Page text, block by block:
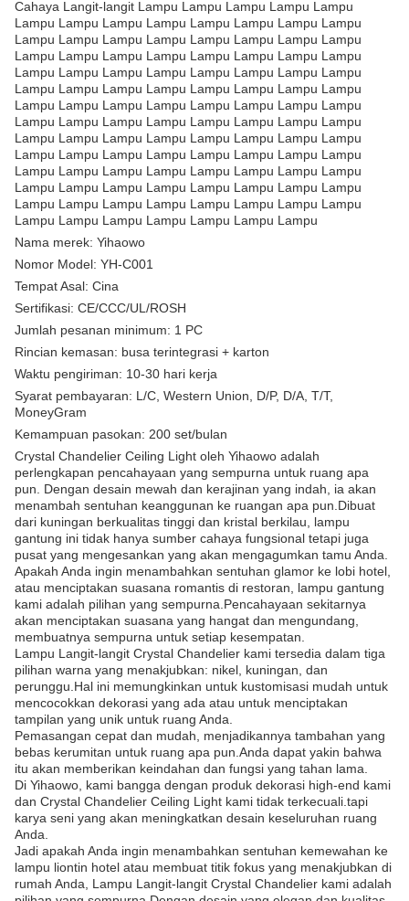
Cahaya Langit-langit Lampu Lampu Lampu Lampu Lampu
Lampu Lampu Lampu Lampu Lampu Lampu Lampu Lampu
Lampu Lampu Lampu Lampu Lampu Lampu Lampu Lampu
Lampu Lampu Lampu Lampu Lampu Lampu Lampu Lampu
Lampu Lampu Lampu Lampu Lampu Lampu Lampu Lampu
Lampu Lampu Lampu Lampu Lampu Lampu Lampu Lampu
Lampu Lampu Lampu Lampu Lampu Lampu Lampu Lampu
Lampu Lampu Lampu Lampu Lampu Lampu Lampu Lampu
Lampu Lampu Lampu Lampu Lampu Lampu Lampu Lampu
Lampu Lampu Lampu Lampu Lampu Lampu Lampu Lampu
Lampu Lampu Lampu Lampu Lampu Lampu Lampu Lampu
Lampu Lampu Lampu Lampu Lampu Lampu Lampu Lampu
Lampu Lampu Lampu Lampu Lampu Lampu Lampu Lampu
Lampu Lampu Lampu Lampu Lampu Lampu Lampu
Nama merek: Yihaowo
Nomor Model: YH-C001
Tempat Asal: Cina
Sertifikasi: CE/CCC/UL/ROSH
Jumlah pesanan minimum: 1 PC
Rincian kemasan: busa terintegrasi + karton
Waktu pengiriman: 10-30 hari kerja
Syarat pembayaran: L/C, Western Union, D/P, D/A, T/T,
MoneyGram
Kemampuan pasokan: 200 set/bulan
Crystal Chandelier Ceiling Light oleh Yihaowo adalah
perlengkapan pencahayaan yang sempurna untuk ruang apa
pun. Dengan desain mewah dan kerajinan yang indah, ia akan
menambah sentuhan keanggunan ke ruangan apa pun.Dibuat
dari kuningan berkualitas tinggi dan kristal berkilau, lampu
gantung ini tidak hanya sumber cahaya fungsional tetapi juga
pusat yang mengesankan yang akan mengagumkan tamu Anda.
Apakah Anda ingin menambahkan sentuhan glamor ke lobi hotel,
atau menciptakan suasana romantis di restoran, lampu gantung
kami adalah pilihan yang sempurna.Pencahayaan sekitarnya
akan menciptakan suasana yang hangat dan mengundang,
membuatnya sempurna untuk setiap kesempatan.
Lampu Langit-langit Crystal Chandelier kami tersedia dalam tiga
pilihan warna yang menakjubkan: nikel, kuningan, dan
perunggu.Hal ini memungkinkan untuk kustomisasi mudah untuk
mencocokkan dekorasi yang ada atau untuk menciptakan
tampilan yang unik untuk ruang Anda.
Pemasangan cepat dan mudah, menjadikannya tambahan yang
bebas kerumitan untuk ruang apa pun.Anda dapat yakin bahwa
itu akan memberikan keindahan dan fungsi yang tahan lama.
Di Yihaowo, kami bangga dengan produk dekorasi high-end kami
dan Crystal Chandelier Ceiling Light kami tidak terkecuali.tapi
karya seni yang akan meningkatkan desain keseluruhan ruang
Anda.
Jadi apakah Anda ingin menambahkan sentuhan kemewahan ke
lampu liontin hotel atau membuat titik fokus yang menakjubkan di
rumah Anda, Lampu Langit-langit Crystal Chandelier kami adalah